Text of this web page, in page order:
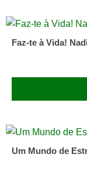
Faz-te à Vida!
Um Mundo de